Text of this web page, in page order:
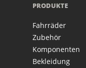
PRODUKTE
Fahrräder
Zubehör
Komponenten
Bekleidung